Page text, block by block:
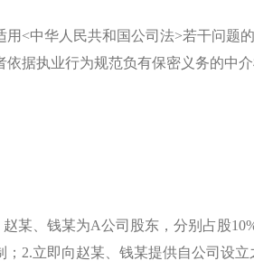
<中华人民共和国公司法>若干问
据执业行为规范负有保密义务的中介
某、钱某为A公司股东，分别占股
2.立即向赵某、钱某提供自公司设